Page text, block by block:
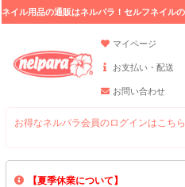
ネイル用品の通販はネルパラ！セルフネイル
マイページ
お支払い・配送
お問い合わせ
お得なネルパラ会員のログインはこち
【夏季休業について】